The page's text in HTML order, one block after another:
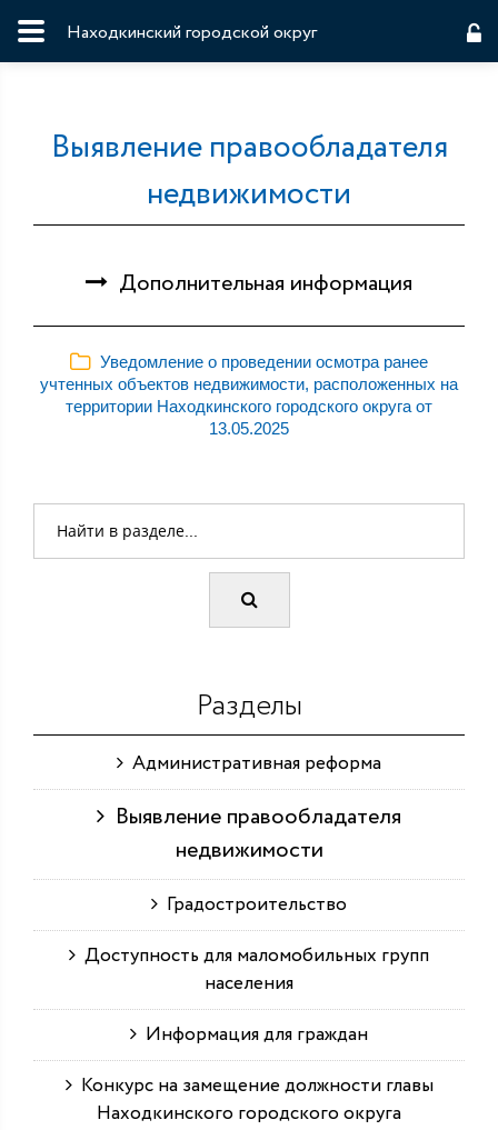
Находкинский городской округ
Выявление правообладателя
недвижимости
Дополнительная информация
Уведомление о проведении осмотра ранее
учтенных объектов недвижимости, расположенных на
территории Находкинского городского округа от
13.05.2025
Разделы
Административная реформа
Выявление правообладателя
недвижимости
Градостроительство
Доступность для маломобильных групп
населения
Информация для граждан
Конкурс на замещение должности главы
Находкинского городского округа